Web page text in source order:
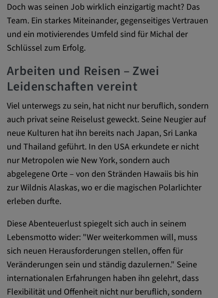
Doch was seinen Job wirklich einzigartig macht? Das
Team. Ein starkes Miteinander, gegenseitiges Vertrauen
und ein motivierendes Umfeld sind für Michal der
Schlüssel zum Erfolg.
Arbeiten und Reisen – Zwei
Leidenschaften vereint
Viel unterwegs zu sein, hat nicht nur beruflich, sondern
auch privat seine Reiselust geweckt. Seine Neugier auf
neue Kulturen hat ihn bereits nach Japan, Sri Lanka
und Thailand geführt. In den USA erkundete er nicht
nur Metropolen wie New York, sondern auch
abgelegene Orte – von den Stränden Hawaiis bis hin
zur Wildnis Alaskas, wo er die magischen Polarlichter
erleben durfte.
Diese Abenteuerlust spiegelt sich auch in seinem
Lebensmotto wider: "Wer weiterkommen will, muss
sich neuen Herausforderungen stellen, offen für
Veränderungen sein und ständig dazulernen." Seine
internationalen Erfahrungen haben ihn gelehrt, dass
Flexibilität und Offenheit nicht nur beruflich, sondern
Zweck:
Diese Cookies werden genutzt, um das
festzuhalten.
Cookie Laufzeit:
13 Monate, 30 Minuten